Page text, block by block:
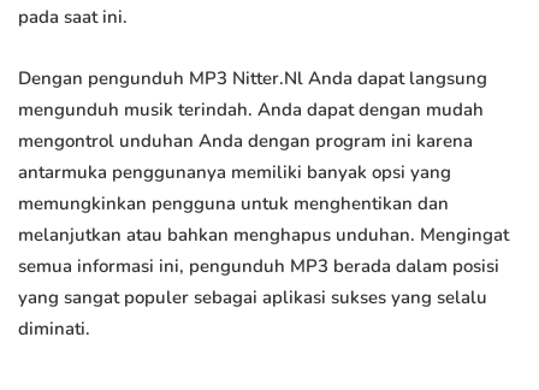
pada saat ini.
Dengan pengunduh MP3 Nitter.Nl Anda dapat langsung
mengunduh musik terindah. Anda dapat dengan mudah
mengontrol unduhan Anda dengan program ini karena
antarmuka penggunanya memiliki banyak opsi yang
memungkinkan pengguna untuk menghentikan dan
melanjutkan atau bahkan menghapus unduhan. Mengingat
semua informasi ini, pengunduh MP3 berada dalam posisi
yang sangat populer sebagai aplikasi sukses yang selalu
diminati.